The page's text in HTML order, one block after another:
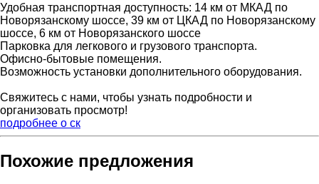
Удобная транспортная доступность: 14 км от МКАД по
Новорязанскому шоссе, 39 км от ЦКАД по Новорязанскому
шоссе, 6 км от Новорязанского шоссе
Парковка для легкового и грузового транспорта.
Офисно-бытовые помещения.
Возможность установки дополнительного оборудования.
Свяжитесь с нами, чтобы узнать подробности и
организовать просмотр!
подробнее о ск
Похожие предложения